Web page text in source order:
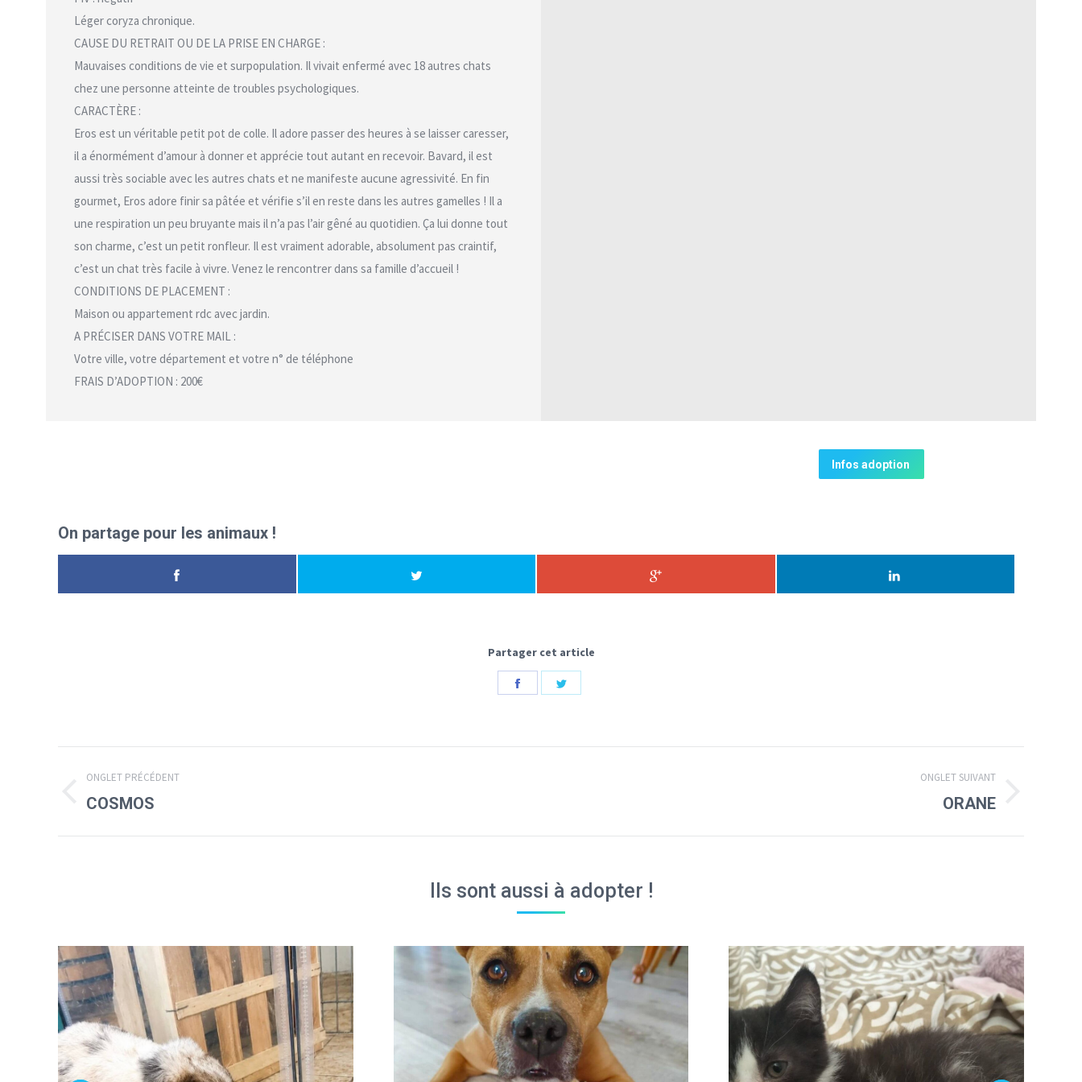
Léger coryza chronique.
CAUSE DU RETRAIT OU DE LA PRISE EN CHARGE :
Mauvaises conditions de vie et surpopulation. Il vivait enfermé avec 18 autres chats
chez une personne atteinte de troubles psychologiques.
CARACTÈRE :
Eros est un véritable petit pot de colle. Il adore passer des heures à se laisser caresser,
il a énormément d’amour à donner et apprécie tout autant en recevoir. Bavard, il est
aussi très sociable avec les autres chats et ne manifeste aucune agressivité. En fin
gourmet, Eros adore finir sa pâtée et vérifie s’il en reste dans les autres gamelles ! Il a
une respiration un peu bruyante mais il n’a pas l’air gêné au quotidien. Ça lui donne tout
son charme, c’est un petit ronfleur. Il est vraiment adorable, absolument pas craintif,
c’est un chat très facile à vivre. Venez le rencontrer dans sa famille d’accueil !
CONDITIONS DE PLACEMENT :
Maison ou appartement rdc avec jardin.
A PRÉCISER DANS VOTRE MAIL :
Votre ville, votre département et votre n° de téléphone
FRAIS D’ADOPTION : 200€
Infos adoption
On partage pour les animaux !
Partager cet article
Navigation
commentaire
ONGLET PRÉCÉDENT
Onglet
COSMOS
ONGLET SUIVANT
ORANE
Ils sont aussi à adopter !